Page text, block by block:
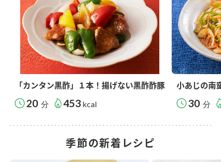
「カンタン黒酢」１本！揚げない黒酢酢豚
20 分 453 kcal
小あじの南
30 分
季節の新着レシピ